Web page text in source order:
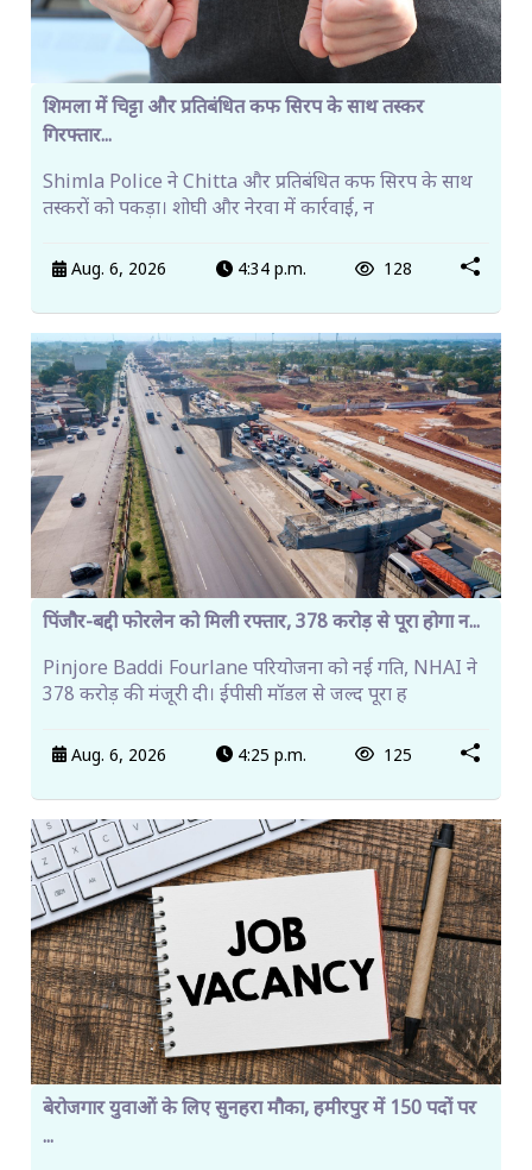
शिमला में चिट्टा और प्रतिबंधित कफ सिरप के साथ तस्कर
गिरफ्तार...
Shimla Police ने Chitta और प्रतिबंधित कफ सिरप के साथ
तस्करों को पकड़ा। शोघी और नेरवा में कार्रवाई, न
Aug. 6, 2026 4:34 p.m. 128
पिंजौर-बद्दी फोरलेन को मिली रफ्तार, 378 करोड़ से पूरा होगा न...
Pinjore Baddi Fourlane परियोजना को नई गति, NHAI ने
378 करोड़ की मंजूरी दी। ईपीसी मॉडल से जल्द पूरा ह
Aug. 6, 2026 4:25 p.m. 125
बेरोजगार युवाओं के लिए सुनहरा मौका, हमीरपुर में 150 पदों पर
...